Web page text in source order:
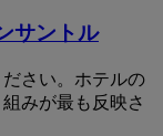
サントル
さい。ホテルの
みが最も反映さ